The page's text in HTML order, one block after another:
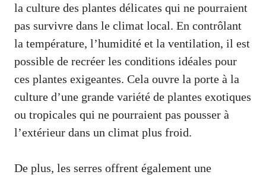
la culture des plantes délicates qui ne pourraient
pas survivre dans le climat local. En contrôlant
la température, l’humidité et la ventilation, il est
possible de recréer les conditions idéales pour
ces plantes exigeantes. Cela ouvre la porte à la
culture d’une grande variété de plantes exotiques
ou tropicales qui ne pourraient pas pousser à
l’extérieur dans un climat plus froid.
De plus, les serres offrent également une